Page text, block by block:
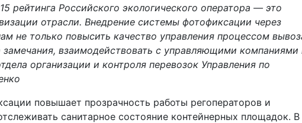
рейтинга Российского экологического оператора — это
отрасли. Внедрение системы фотофиксации через
не только повысить качество управления процессом
замечания, взаимодействовать с управляющими компаниями
организации и контроля перевозок Управления по
повышает прозрачность работы регоператоров и
санитарное состояние контейнерных площадок. В